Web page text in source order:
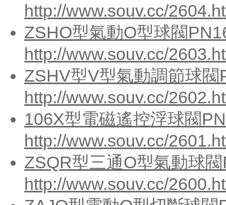
http://www.souv.cc/
ZSHO型氣動O型球閥
http://www.souv.cc/
ZSHV型V型氣動調節球閥
http://www.souv.cc/
106X型電磁遙控浮球閥
http://www.souv.cc/
ZSQR型三通O型氣動球
http://www.souv.cc/